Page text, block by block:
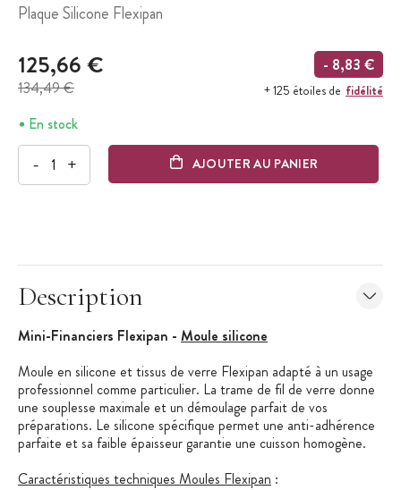
Plaque Silicone Flexipan
125,66 €
134,49 €
- 8,83 €
+ 125 étoiles de fidélité
En stock
- + AJOUTER AU PANIER
Description
Mini-Financiers Flexipan - Moule silicone
Moule en silicone et tissus de verre Flexipan adapté à un usage
professionnel comme particulier. La trame de fil de verre donne
une souplesse maximale et un démoulage parfait de vos
préparations. Le silicone spécifique permet une anti-adhérence
parfaite et sa faible épaisseur garantie une cuisson homogène.
Caractéristiques techniques Moules Flexipan :